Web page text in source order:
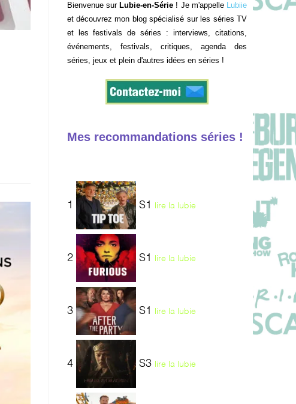
Bienvenue sur Lubie-en-Série ! Je m'appelle Lubiie
et découvrez mon blog spécialisé sur les séries TV
et les festivals de séries : interviews, citations,
événements, festivals, critiques, agenda des
séries, jeux et plein d'autres idées en séries !
Mes recommandations séries !
1 S1 lire la lubie
2 S1 lire la lubie
3 S1 lire la lubie
4 S3 lire la lubie